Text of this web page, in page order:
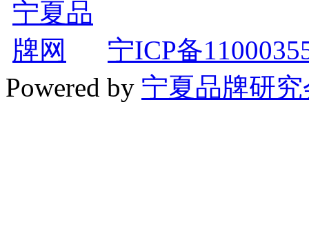
宁ICP备
Powered by 宁夏品牌研